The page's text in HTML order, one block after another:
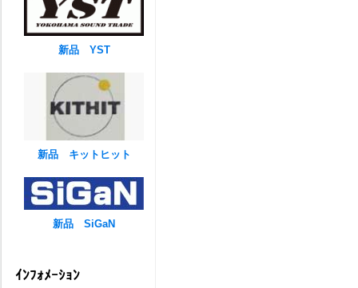
新品 YST
新品 キットヒット
新品 SiGaN
ｲﾝﾌｫﾒｰｼｮﾝ